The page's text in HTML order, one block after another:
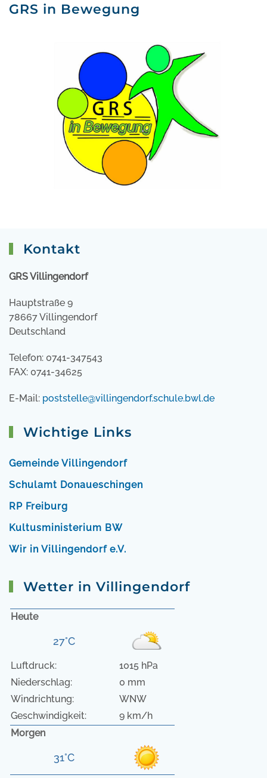
GRS in Bewegung
Kontakt
GRS Villingendorf
Hauptstraße 9
78667 Villingendorf
Deutschland
Telefon: 0741-347543
FAX: 0741-34625
E-Mail: poststelle@villingendorf.schule.bwl.de
Wichtige Links
Gemeinde Villingendorf
Schulamt Donaueschingen
RP Freiburg
Kultusministerium BW
Wir in Villingendorf e.V.
Wetter in Villingendorf
Heute
27°C
Luftdruck:
1015 hPa
Niederschlag:
0 mm
Windrichtung:
WNW
Geschwindigkeit:
9 km/h
Morgen
31°C